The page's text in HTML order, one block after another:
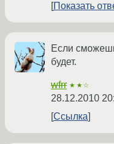
Показать
Если
будет.
wfrr ★★☆
28.12.2010
Ссылка